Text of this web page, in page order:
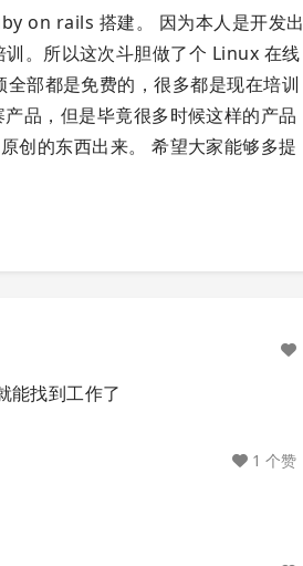
on rails 搭建。 因为本人是开发出
。所以这次斗胆做了个 Linux 在线
部都是免费的，很多都是现在培训
品，但是毕竟很多时候这样的产品
创的东西出来。 希望大家能够多提
找到工作了
1 个赞